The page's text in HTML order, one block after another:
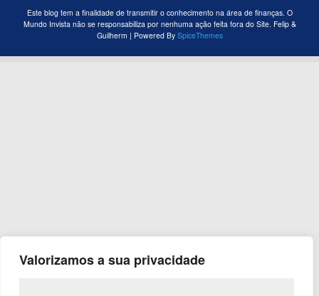
Valorizamos a sua privacidade
Este blog tem a finalidade de transmitir o conhecimento na área de finanças. O
Mundo Invista não se responsabiliza por nenhuma ação feita fora do Site. Felip &
Guilherm | Powered By SpiceThemes